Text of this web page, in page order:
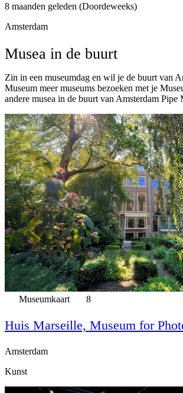
8 maanden geleden (Doordeweeks)
Amsterdam
Musea in de buurt
Zin in een museumdag en wil je de buurt van
Museum meer museums bezoeken met je
andere musea in de buurt van Amsterdam Pipe
Museumkaart 8
Huis Marseille, Museum for
Amsterdam
Kunst